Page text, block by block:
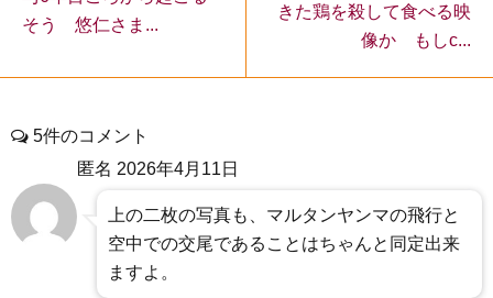
そう 悠仁さま...
きた鶏を殺して食べる映
像か もしc...
5件のコメント
匿名 2026年4月11日
上の二枚の写真も、マルタンヤンマの飛行と
空中での交尾であることはちゃんと同定出来
ますよ。